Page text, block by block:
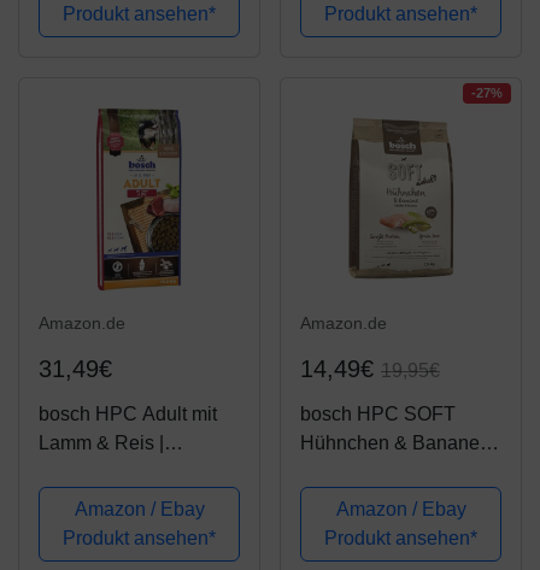
Trockenfutter mit
Geflügel Protein,
6, Kroketten...
Produkt ansehen*
für wachsende Hunde,
Hoher Fleischanteil,
Produkt ansehen*
Amazon.de
31,49€
bosch HPC Adult mit
Lamm & Reis |
ausgewachsene
Hunde aller Rassen | 1
x 15 kg
Amazon / Ebay
Produkt ansehen*
-27%
Amazon.de
14,49€ 19,95€
bosch HPC SOFT
Hühnchen & Banane |
Hundefutter für
ausgewachsene
Hunde aller Rassen |
Amazon / Ebay
Produkt ansehen*